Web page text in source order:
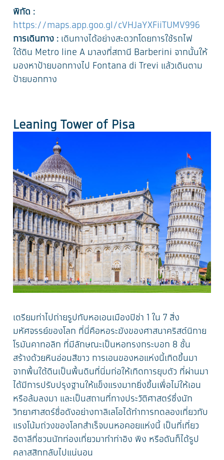
พิกัด :
https://maps.app.goo.gl/cVHJaYXFiiTUMV996
การเดินทาง : เดินทางได้อย่างสะดวกโดยการใช้รถไฟ
ใต้ดิน Metro line A มาลงที่สถานี Barberini จากนั้นให้
มองหาป้ายบอกทางไป Fontana di Trevi แล้วเดินตาม
ป้ายบอกทาง
Leaning Tower of Pisa
เตรียมท่าไปถ่ายรูปกับหอเอนเมืองปิซ่า 1 ใน 7 สิ่ง
มหัศจรรย์ของโลก ที่นี่คือหอระฆังของศาสนาคริสต์นิกาย
โรมันคาทอลิก ที่มีลักษณะเป็นหอทรงกระบอก 8 ชั้น
สร้างด้วยหินอ่อนสีขาว การเอนของหอแห่งนี้เกิดขึ้นมา
จากพื้นใต้ดินเป็นพื้นดินที่นิ่มก่อให้เกิดการยุบตัว ที่ผ่านมา
ได้มีการปรับปรุงฐานให้แข็งแรงมากยิ่งขึ้นเพื่อไม่ให้เอน
หรือล้มลงมา และเป็นสถานที่ทางประวัติศาสตร์ซึ่งนัก
วิทยาศาสตร์ชื่อดังอย่างกาลิเลโอได้ทำการทดลองเกี่ยวกับ
แรงโน้มถ่วงของโลกสำเร็จบนหอคอยแห่งนี้ เป็นที่เที่ยว
อิตาลีที่ชวนนักท่องเที่ยวมาทำท่าอิง พิง หรือดันก็ได้รูป
คลาสสิกกลับไปแน่นอน